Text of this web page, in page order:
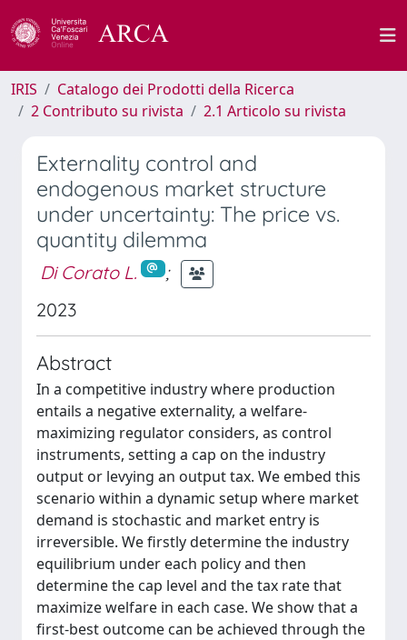
IRIS
Catalogo dei Prodotti della Ricerca
2 Contributo su rivista
2.1 Articolo su rivista
Externality control and
endogenous market structure
under uncertainty: The price vs.
quantity dilemma
Di Corato L.
;
2023
Abstract
In a competitive industry where production
entails a negative externality, a welfare-
maximizing regulator considers, as control
instruments, setting a cap on the industry
output or levying an output tax. We embed this
scenario within a dynamic setup where market
demand is stochastic and market entry is
irreversible. We firstly determine the industry
equilibrium under each policy and then
determine the cap level and the tax rate that
maximize welfare in each case. We show that a
first-best outcome can be achieved through the